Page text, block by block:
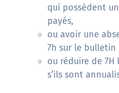
qui possèdent
payés,
ou avoir une
7h sur le bulletin
ou réduire de 7H
s’ils sont